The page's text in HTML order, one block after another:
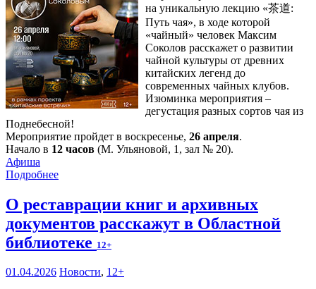
на уникальную лекцию «茶道:
Путь чая», в ходе которой
«чайный» человек Максим
Соколов расскажет о развитии
чайной культуры от древних
китайских легенд до
современных чайных клубов.
Изюминка мероприятия –
дегустация разных сортов чая из
Поднебесной!
Мероприятие пройдет в воскресенье, 26 апреля.
Начало в 12 часов (М. Ульяновой, 1, зал № 20).
Афиша
Подробнее
О реставрации книг и архивных
документов расскажут в Областной
библиотеке 12+
01.04.2026 Новости, 12+